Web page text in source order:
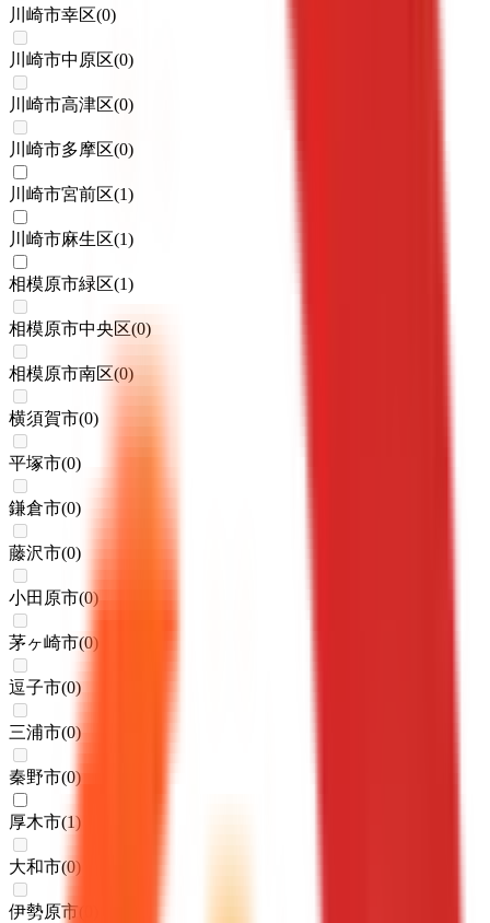
川崎市幸区(0)
川崎市中原区(0)
川崎市高津区(0)
川崎市多摩区(0)
川崎市宮前区(1)
川崎市麻生区(1)
相模原市緑区(1)
相模原市中央区(0)
相模原市南区(0)
横須賀市(0)
平塚市(0)
鎌倉市(0)
藤沢市(0)
小田原市(0)
茅ヶ崎市(0)
逗子市(0)
三浦市(0)
秦野市(0)
厚木市(1)
大和市(0)
伊勢原市